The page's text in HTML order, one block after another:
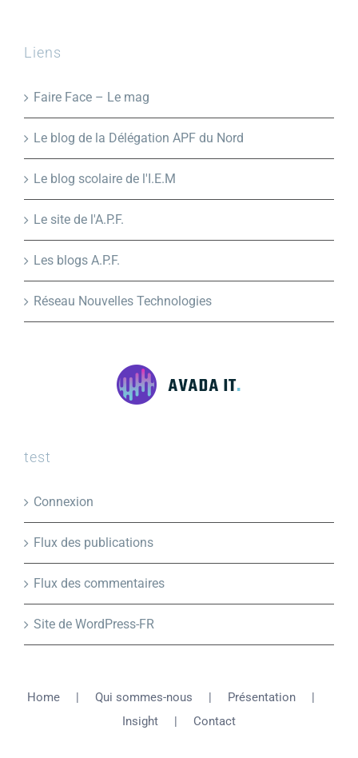
Liens
Faire Face – Le mag
Le blog de la Délégation APF du Nord
Le blog scolaire de l'I.E.M
Le site de l'A.P.F.
Les blogs A.P.F.
Réseau Nouvelles Technologies
test
Connexion
Flux des publications
Flux des commentaires
Site de WordPress-FR
Home Qui sommes-nous
Présentation
Insight
Contact